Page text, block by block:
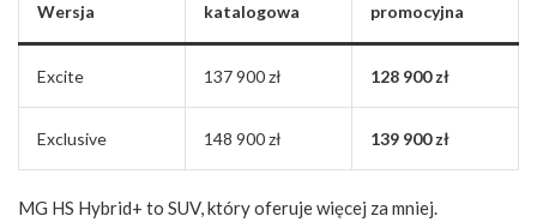
Wersja
katalogowa
promocyjna
Excite 137 900 zł 128 900 zł
Exclusive 148 900 zł 139 900 zł
MG HS Hybrid+ to SUV, który oferuje więcej za mniej.